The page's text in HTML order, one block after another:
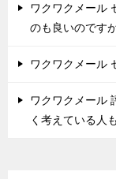
ワクワクメール
のも良いのです
ワクワクメール
ワクワクメール
く考えている人